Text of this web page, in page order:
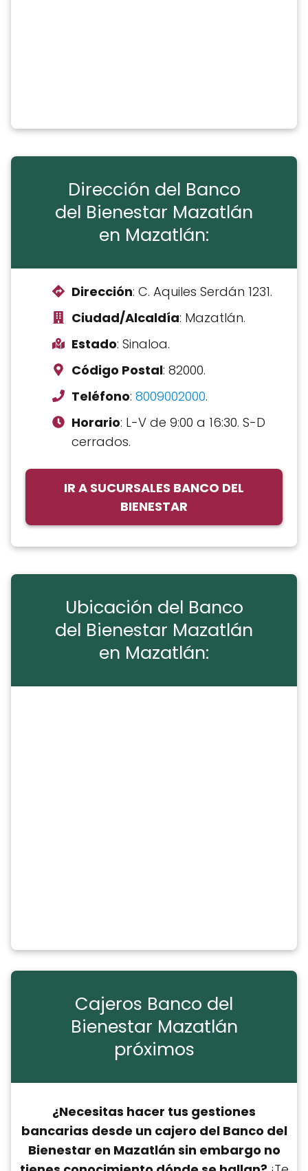
Dirección del Banco
del Bienestar Mazatlán
en Mazatlán:
Dirección: C. Aquiles Serdán 1231.
Ciudad/Alcaldía: Mazatlán.
Estado: Sinaloa.
Código Postal: 82000.
Teléfono: 8009002000.
Horario: L-V de 9:00 a 16:30. S-D
cerrados.
IR A SUCURSALES BANCO DEL
BIENESTAR
Ubicación del Banco
del Bienestar Mazatlán
en Mazatlán:
Cajeros Banco del
Bienestar Mazatlán
próximos
¿Necesitas hacer tus gestiones
bancarias desde un cajero del Banco del
Bienestar en Mazatlán sin embargo no